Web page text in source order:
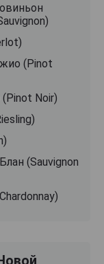
(Pinot
Noir)
(Sauvignon